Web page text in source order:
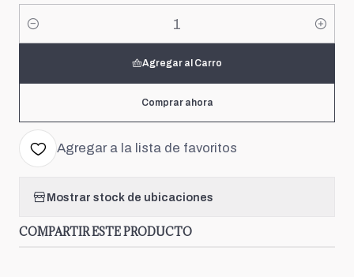
Cantidad
Agregar al Carro
Comprar ahora
Agregar a la lista de favoritos
Mostrar stock de ubicaciones
COMPARTIR ESTE PRODUCTO